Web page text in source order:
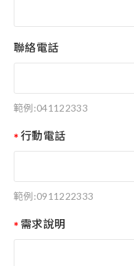
聯絡電話
範例:041122333
行動電話
範例:0911222333
需求說明